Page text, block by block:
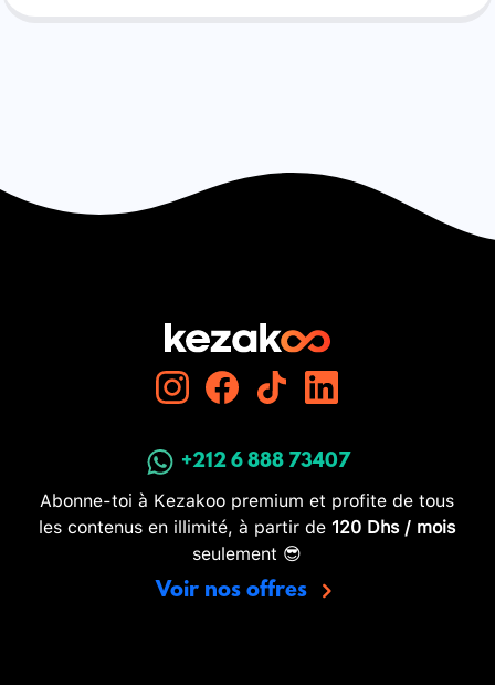
+212 6 888 73407
Abonne-toi à Kezakoo premium et profite de tous
les contenus en illimité, à partir de 120 Dhs / mois
seulement 😎
Voir nos offres